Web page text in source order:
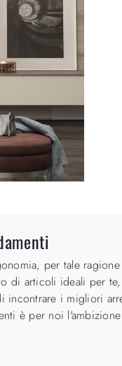
per tale
di articoli ideali per
i migliori
è per noi